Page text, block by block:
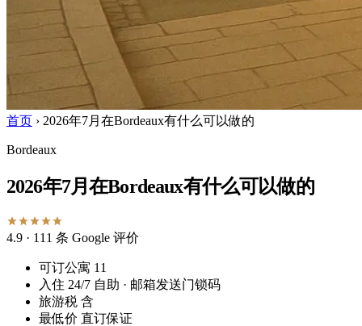
首页 › 2026年7月在Bordeaux有什么可以做的
Bordeaux
2026年7月在Bordeaux有什么可以做的
4.9 · 111 条 Google 评价
可订公寓 11
入住 24/7 自助 · 邮箱发送门锁码
旅游税 含
最低价 直订保证